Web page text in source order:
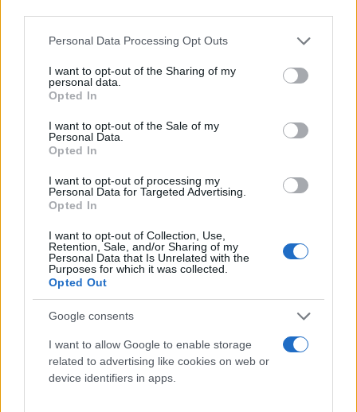
Please note that this website/app uses one or more Google
not limited to your visit or usage behaviour. You may click to
grant or deny consent to Google and its third-party tags to
use your data for below specified purposes in below Google
consent section.
Personal Data Processing Opt Outs
I want to opt-out of the Sharing of my
personal data.
Opted In
I want to opt-out of the Sale of my
Personal Data.
Opted In
I want to opt-out of processing my
Personal Data for Targeted Advertising.
Opted In
I want to opt-out of Collection, Use,
Retention, Sale, and/or Sharing of my
Personal Data that Is Unrelated with the
Purposes for which it was collected.
Opted Out
Google consents
I want to allow Google to enable storage
related to advertising like cookies on web or
device identifiers in apps.
Σύμφωνα πάντα με τα όσα είπε ο Όθωνας
Παπαδόπουλος, η Ρούλα Πισπιρίγκου λέει ότι
αφιέρωσε όλη της τη ζωή στα παιδιά της, βίωσε την
απώλειά τους και τώρα έρχεται στη θέση της